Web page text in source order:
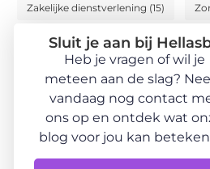
Zakelijke dienstverlening (15)
Sluit je aan bij
Heb je vragen of wil je
meteen aan de slag?
vandaag nog contact
ons op en ontdek wat
blog voor jou kan